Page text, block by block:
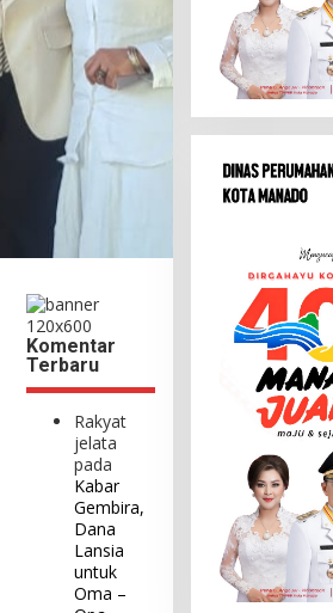
Komentar
Terbaru
Rakyat
jelata
pada
Kabar
Gembira,
Dana
Lansia
untuk
Oma –